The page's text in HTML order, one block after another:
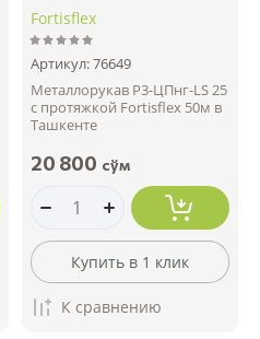
Fortisflex
Артикул:76649
Металлорукав Р3-ЦПнг-LS 25
с протяжкой Fortisflex 50м в
Ташкенте
20 800 сўм
Купить в 1 клик
К сравнению